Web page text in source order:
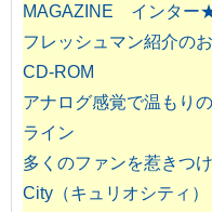
MAGAZINE インター
フレッシュマン紹介の
CD-ROM
アナログ感覚で温もり
ライン
多くのファンを惹きつ
City（キュリオシティ）